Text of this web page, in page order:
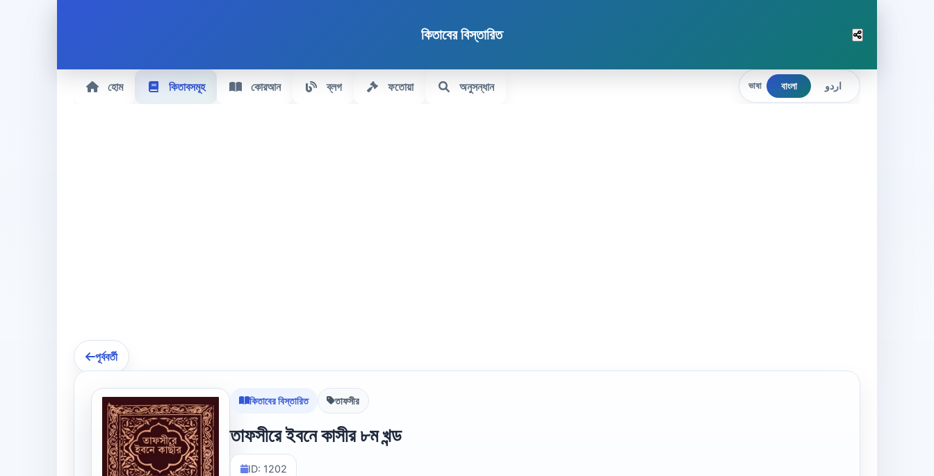
কিতাবের বিস্তারিত
হোম কিতাবসমূহ কোরআন ব্লগ ফতোয়া অনুসন্ধান ভাষা বাংলা اردو
পূর্ববর্তী
কিতাবের বিস্তারিত তাফসীর
তাফসীরে ইবনে কাসীর ৮ম খন্ড
ID: 1202